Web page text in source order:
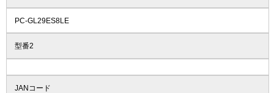
PC-GL29ES8LE
型番2
JANコード